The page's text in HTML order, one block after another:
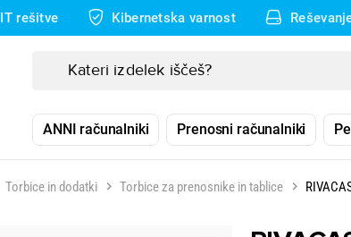
IT rešitve Kibernetska varnost
ANNI računalniki Prenosni računalniki
Torbice in dodatki Torbice za prenosnike in tablice